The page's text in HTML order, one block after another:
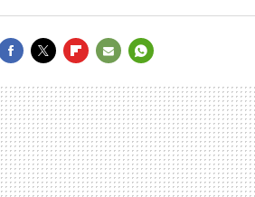
MAIL